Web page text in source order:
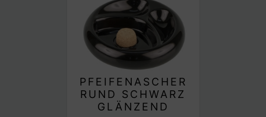
PFEIFENASCHER
RUND SCHWARZ
GLÄNZEND